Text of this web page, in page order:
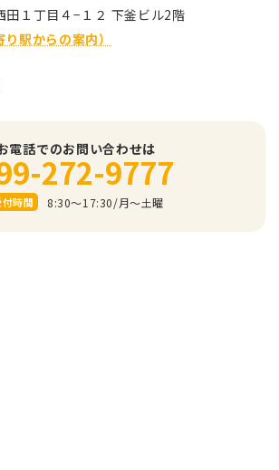
⽥１丁⽬４−１２ 下釜ビル2階
駅からの案内）
電話でのお問い合わせは
272-9777
付時間 8:30～17:30/⽉〜⼟曜